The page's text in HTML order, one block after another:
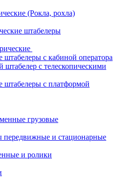
(Рокла, рохла)
штабелеры
штабелеры с кабиной оператора
с телескопическими
штабелеры с платформой
грузовые
передвижные и стационарные
и ролики